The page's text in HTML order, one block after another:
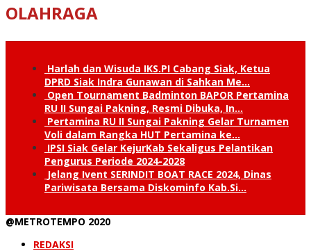
OLAHRAGA
Harlah dan Wisuda IKS.PI Cabang Siak, Ketua
DPRD Siak Indra Gunawan di Sahkan Me…
Open Tournament Badminton BAPOR Pertamina
RU II Sungai Pakning, Resmi Dibuka, In…
Pertamina RU II Sungai Pakning Gelar Turnamen
Voli dalam Rangka HUT Pertamina ke…
IPSI Siak Gelar KejurKab Sekaligus Pelantikan
Pengurus Periode 2024-2028
Jelang Ivent SERINDIT BOAT RACE 2024, Dinas
Pariwisata Bersama Diskominfo Kab.Si…
@METROTEMPO 2020
REDAKSI